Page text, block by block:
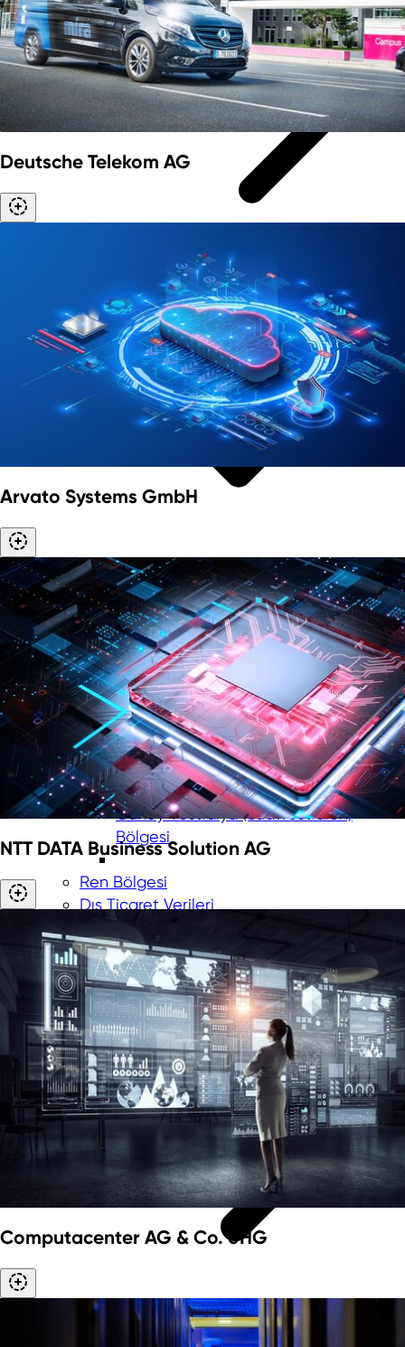
Aachen Bölgesi
Bergisch Şehirler Bölgesi
Düsseldorf-Mettmann Bölgesi
Köln/Bonn Bölgesi
Ruhr Metropol Bölgesi
Münster Bölgesi
Aşağı Ren Bölgesi
Kuzey Ren-Vestfalya'daki ekonomik
bölgeler
Güney Vestfalya (Südwestfalen)
Bölgesi
Ren Bölgesi
Dış Ticaret Verileri
Yenilikçi Teknolojik Alanlar
Deutsche Telekom AG
Arvato Systems GmbH
NTT DATA Business Solution AG
Computacenter AG & Co. oHG